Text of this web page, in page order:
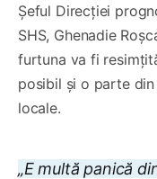
Șeful Direcției
SHS, Ghenadie
furtuna va fi
posibil și o parte
locale.
„E multă panică